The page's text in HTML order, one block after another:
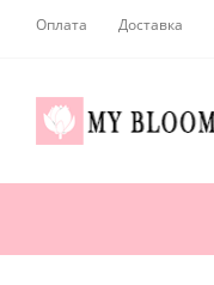
Оплата Доставка